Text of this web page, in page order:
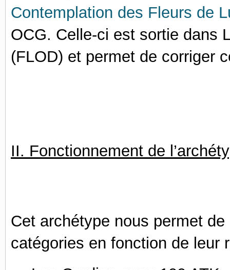
Contemplation des Fleurs de
OCG. Celle-ci est sortie dans
(FLOD) et permet de corriger
II. Fonctionnement de
Cet archétype nous permet
catégories en fonction de leur